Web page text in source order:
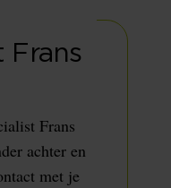
Frans
Frans
achter en
met je